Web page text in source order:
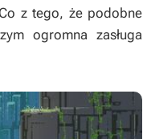
z tego, że podobne
ogromna zasługa